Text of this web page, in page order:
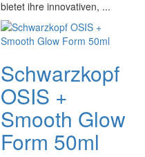
bietet ihre innovativen, ...
Schwarzkopf
OSIS +
Smooth Glow
Form 50ml